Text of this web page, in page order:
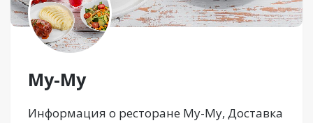
Му-Му
Информация о ресторане Му-Му, Доставка